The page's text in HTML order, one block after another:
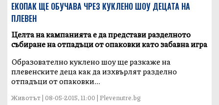
ЕКОПАК ЩЕ ОБУЧАВА ЧРЕЗ КУКЛЕНО ШОУ ДЕЦАТА НА
ПЛЕВЕН
Целта на кампанията е да представи разделното
събиране на отпадъци от опаковки като забавна игра
Образователно куклено шоу ще разкаже на
плевенските деца как да изхвърлят разделно
отпадъци от опаковки...
Животът | 08-05-2015, 11:00 | Plevenutre.bg